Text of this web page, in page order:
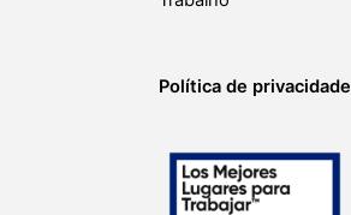
Política de privacidade